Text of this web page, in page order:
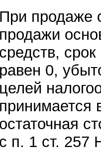
При продаже
продажи
средств,
равен 0,
целей
принимается
остаточная
с п. 1 ст. 257